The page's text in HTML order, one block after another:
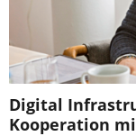
Digital
Kooperation